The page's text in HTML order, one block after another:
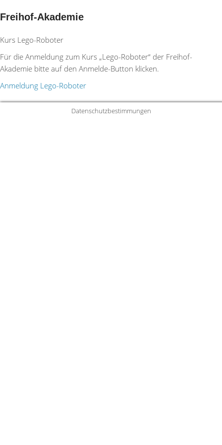
Freihof-Akademie
Kurs Lego-Roboter
Für die Anmeldung zum Kurs „Lego-Roboter“ der Freihof-
Akademie bitte auf den Anmelde-Button klicken.
Anmeldung Lego-Roboter
Datenschutzbestimmungen